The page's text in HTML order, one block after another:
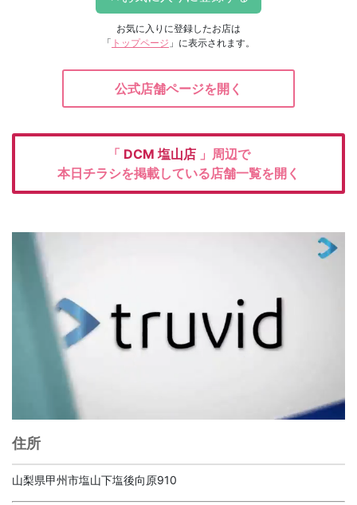
お気に入りに登録したお店は
「 トップページ 」に表示されます。
公式店舗ページを開く
「 DCM 塩山店 」周辺で
本日チラシを掲載している店舗一覧を開く
住所
山梨県甲州市塩山下塩後向原910